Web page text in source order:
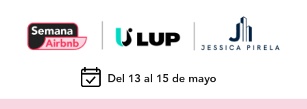
Del 13 al 15 de mayo